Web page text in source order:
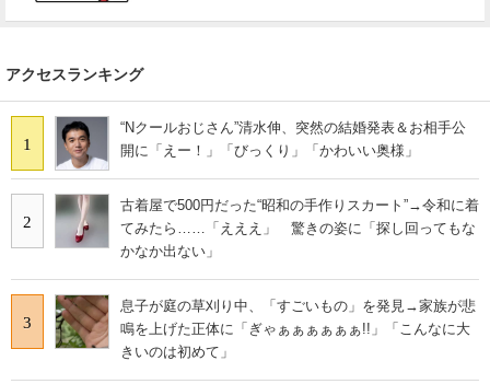
アクセスランキング
1
“Nクールおじさん”清水伸、突然の結婚発表＆お相手公
開に「えー！」「びっくり」「かわいい奥様」
2
古着屋で500円だった“昭和の手作りスカート”→令和に着
てみたら……「えええ」 驚きの姿に「探し回ってもな
かなか出ない」
3
息子が庭の草刈り中、「すごいもの」を発見→家族が悲
鳴を上げた正体に「ぎゃぁぁぁぁぁぁ!!」「こんなに大
きいのは初めて」